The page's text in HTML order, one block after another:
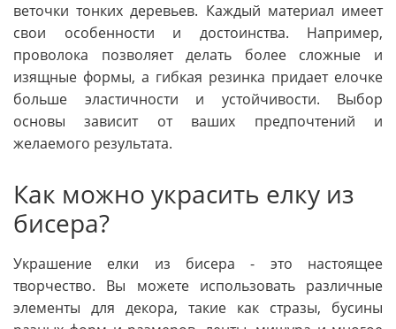
веточки тонких деревьев. Каждый материал имеет
свои особенности и достоинства. Например,
проволока позволяет делать более сложные и
изящные формы, а гибкая резинка придает елочке
больше эластичности и устойчивости. Выбор
основы зависит от ваших предпочтений и
желаемого результата.
Как можно украсить елку из
бисера?
Украшение елки из бисера - это настоящее
творчество. Вы можете использовать различные
элементы для декора, такие как стразы, бусины